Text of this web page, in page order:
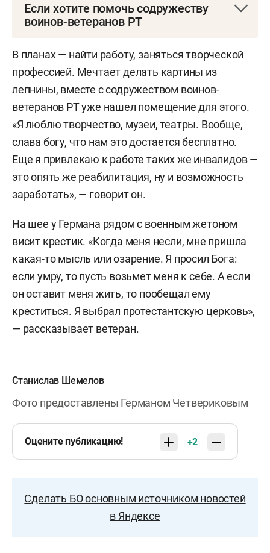
Если хотите помочь содружеству
воинов-ветеранов РТ
Расчетный счет: 40703810020000006998
Название банка: ООО «Банк Точка»
БИК: 044525104
Корреспондентский счет:
30101810745374525104
ОБЩЕСТВЕННАЯ ОРГАНИЗАЦИЯ
«СОДРУЖЕСТВО ВОИНОВ-ВЕТЕРАНОВ
РЕСПУБЛИКИ ТАТАРСТАН»
ИНН: 1685021032
В планах — найти работу, заняться творческой
профессией. Мечтает делать картины из
лепнины, вместе с содружеством воинов-
ветеранов РТ уже нашел помещение для этого.
«Я люблю творчество, музеи, театры. Вообще,
слава богу, что нам это достается бесплатно.
Еще я привлекаю к работе таких же инвалидов —
это опять же реабилитация, ну и возможность
заработать», — говорит он.
На шее у Германа рядом с военным жетоном
висит крестик. «Когда меня несли, мне пришла
какая-то мысль или озарение. Я просил Бога:
если умру, то пусть возьмет меня к себе. А если
он оставит меня жить, то пообещал ему
креститься. Я выбрал протестантскую церковь»,
— рассказывает ветеран.
Станислав Шемелов
Фото предоставлены Германом Четвериковым
Оцените публикацию! +2
Сделать БО основным источником новостей
в Яндексе